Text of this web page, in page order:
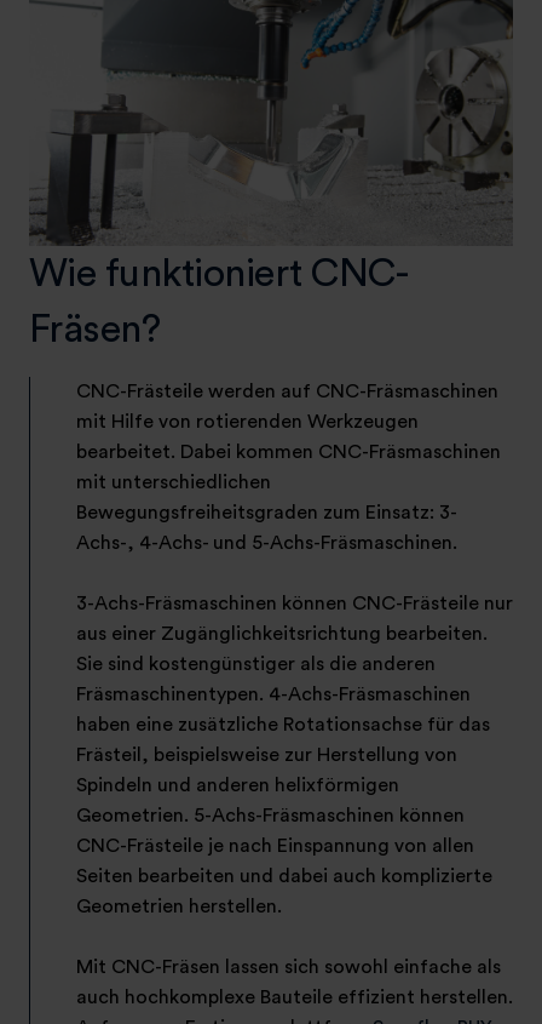
Wie funktioniert CNC-
Fräsen?
CNC-Frästeile werden auf CNC-Fräsmaschinen
mit Hilfe von rotierenden Werkzeugen
bearbeitet. Dabei kommen CNC-Fräsmaschinen
mit unterschiedlichen
Bewegungsfreiheitsgraden zum Einsatz: 3-
Achs-, 4-Achs- und 5-Achs-Fräsmaschinen.
3-Achs-Fräsmaschinen können CNC-Frästeile nur
aus einer Zugänglichkeitsrichtung bearbeiten.
Sie sind kostengünstiger als die anderen
Fräsmaschinentypen. 4-Achs-Fräsmaschinen
haben eine zusätzliche Rotationsachse für das
Frästeil, beispielsweise zur Herstellung von
Spindeln und anderen helixförmigen
Geometrien. 5-Achs-Fräsmaschinen können
CNC-Frästeile je nach Einspannung von allen
Seiten bearbeiten und dabei auch komplizierte
Geometrien herstellen.
Mit CNC-Fräsen lassen sich sowohl einfache als
auch hochkomplexe Bauteile effizient herstellen.